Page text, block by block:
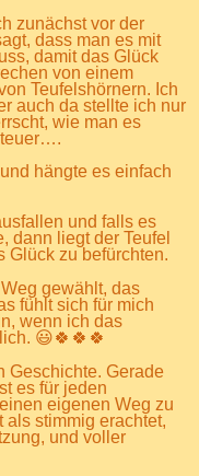
zunächst vor der
dass man es mit
damit das Glück
von einem
Teufelshörnern. Ich
auch da stellte ich nur
wie man es
teuer….
hängte es einfach
und falls es
dann liegt der Teufel
Glück zu befürchten.
gewählt, das
fühlt sich für mich
wenn ich das
😃🍀🍀🍀
Geschichte. Gerade
es für jeden
eigenen Weg zu
stimmig erachtet,
und voller